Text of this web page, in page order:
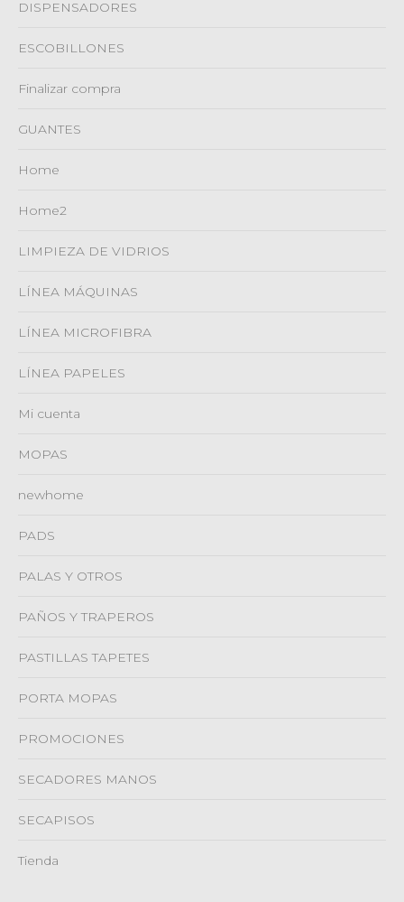
DISPENSADORES
ESCOBILLONES
Finalizar compra
GUANTES
Home
Home2
LIMPIEZA DE VIDRIOS
LÍNEA MÁQUINAS
LÍNEA MICROFIBRA
LÍNEA PAPELES
Mi cuenta
MOPAS
newhome
PADS
PALAS Y OTROS
PAÑOS Y TRAPEROS
PASTILLAS TAPETES
PORTA MOPAS
PROMOCIONES
SECADORES MANOS
SECAPISOS
Tienda